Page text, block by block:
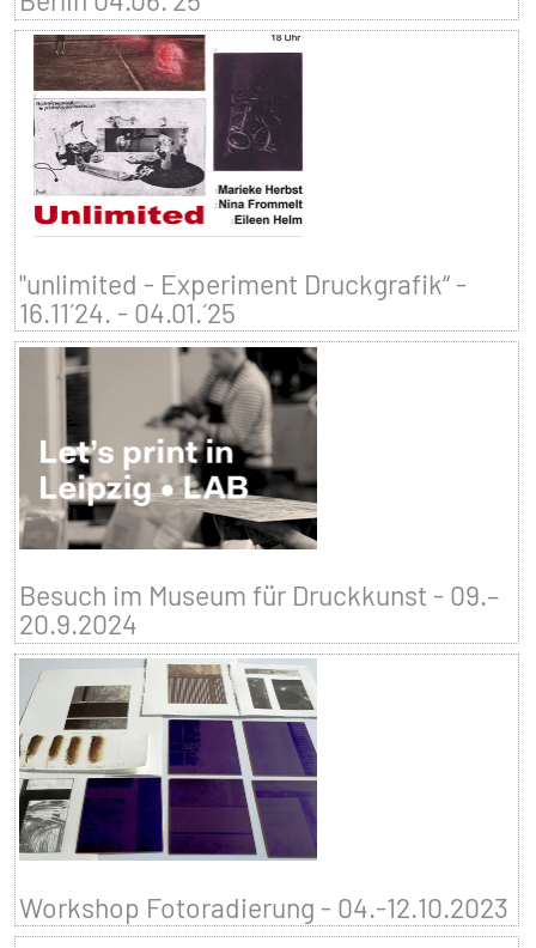
"unlimited - Experiment Druckgrafik“ -
16.11´24. - 04.01.´25
Besuch im Museum für Druckkunst - 09.–
20.9.2024
Workshop Fotoradierung - 04.-12.10.2023